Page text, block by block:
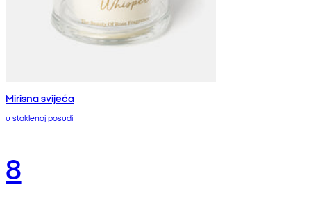
Mirisna svijeća
u staklenoj posudi
8